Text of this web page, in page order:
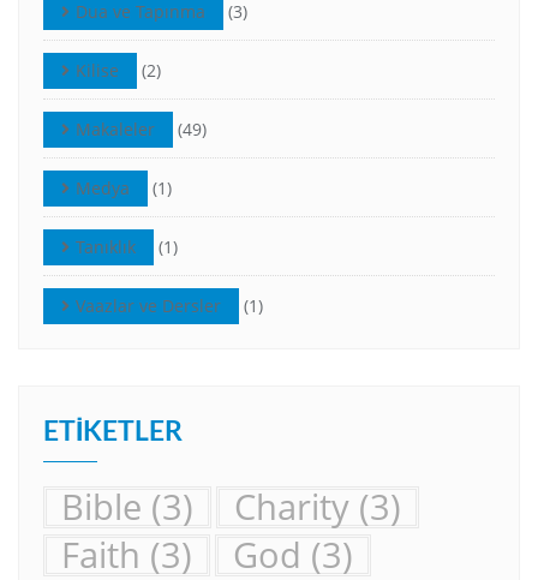
Dua ve Tapınma (3)
Kilise (2)
Makaleler (49)
Medya (1)
Tanıklık (1)
Vaazlar ve Dersler (1)
ETIKETLER
Bible (3) Charity (3)
Faith (3) God (3)